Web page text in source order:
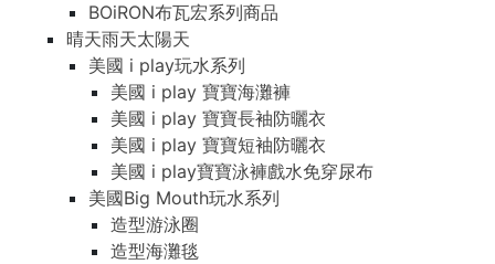
BOiRON布瓦宏系列商品
晴天雨天太陽天
美國 i play玩水系列
美國 i play 寶寶海灘褲
美國 i play 寶寶長袖防曬衣
美國 i play 寶寶短袖防曬衣
美國 i play寶寶泳褲戲水免穿尿布
美國Big Mouth玩水系列
造型游泳圈
造型海灘毯